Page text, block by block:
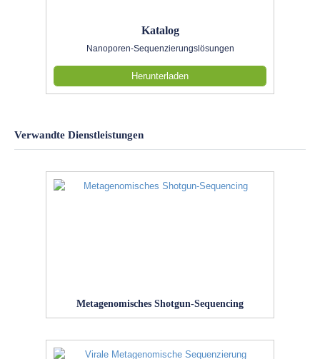
Katalog
Nanoporen-Sequenzierungslösungen
Herunterladen
Verwandte Dienstleistungen
Metagenomisches Shotgun-Sequencing